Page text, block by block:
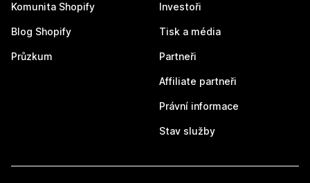
Komunita Shopify
Blog Shopify
Průzkum
Investoři
Tisk a média
Partneři
Affiliate partneři
Právní informace
Stav služby